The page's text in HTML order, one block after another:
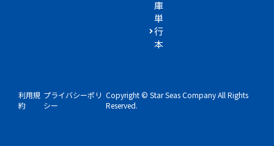
庫
単
行
本
利用規
約
プライバシーポリ
シー
Copyright © Star Seas Company All Rights
Reserved.